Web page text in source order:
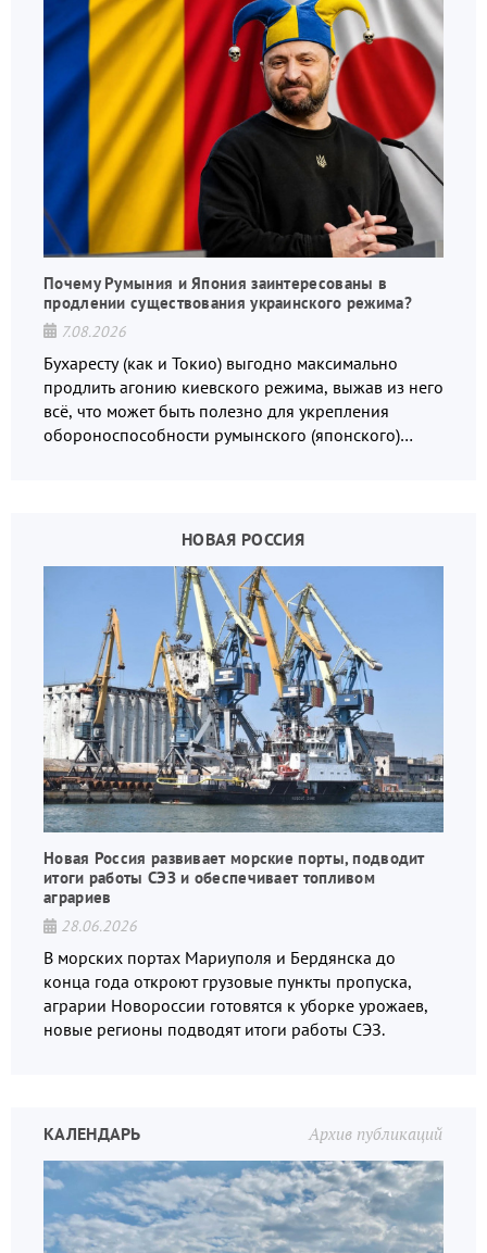
Почему Румыния и Япония заинтересованы в
продлении существования украинского режима?
7.08.2026
Бухаресту (как и Токио) выгодно максимально
продлить агонию киевского режима, выжав из него
всё, что может быть полезно для укрепления
обороноспособности румынского (японского)
НОВАЯ РОССИЯ
Новая Россия развивает морские порты, подводит
итоги работы СЭЗ и обеспечивает топливом
аграриев
28.06.2026
В морских портах Мариуполя и Бердянска до
конца года откроют грузовые пункты пропуска,
аграрии Новороссии готовятся к уборке урожаев,
новые регионы подводят итоги работы СЭЗ.
Архив публикаций
КАЛЕНДАРЬ